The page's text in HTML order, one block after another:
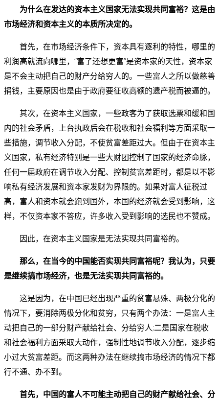
为什么在发达的资本主义国家无法实现共同富裕？这是由
市场经济和资本主义的本质所决定的。
首先，在市场经济条件下，资本具有逐利的特性，哪里的
利润高就流向哪里，“富了还想更富”是资本家的天性，资本家
是不会主动把自己的财产分给穷人的。一些富人之所以做慈善
捐钱，主要原因也是由于政府要征收高额的遗产税而被逼的。
其次，在资本主义国家，一些政客为了获取选票和缓和国
内的社会矛盾，上台执政后会在税收和社会福利等方面采取一
些措施，调节收入分配，不使贫富差距过大。但由于在资本主
义国家，私有经济特别是一些大财团控制了国家的经济命脉，
任何一届政府在调节收入分配、控制贫富差距时，都是以不影
响私有经济发展和资本家发财为界限的。如果对富人征税过
高，富人和资本就会跑到国外，本国的经济就会受到影响，这
样，不仅资本家不答应，许多收入受到影响的选民也不赞成。
因此，在资本主义国家是无法实现共同富裕的。
那么，在当今的中国能否实现共同富裕呢？我认为，只要
是继续搞市场经济，也是无法实现共同富裕的。
这是因为，在中国已经出现严重的贫富悬殊、两极分化的
情况下，要消除两极分化和贫穷，只有两个办法：一是富人主
动把自己的一部分财产献给社会、分给穷人;二是国家在税收
和社会福利方面采取大动作，强制性地调节收入分配，逐步缩
小过大贫富差距。而这两种办法在继续搞市场经济的情况下都
行不通、办不到。
首先，中国的富人不可能主动把自己的财产献给社会、分